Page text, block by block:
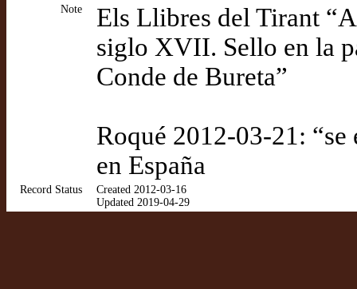
Note
Els Llibres del Tirant
siglo XVII. Sello en la
Conde de Bureta”
Roqué 2012-03-21:
en España
Record Status
Created 2012-03-16
Updated 2019-04-29